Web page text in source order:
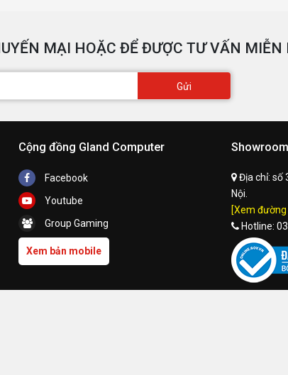
MẠI HOẶC ĐỂ ĐƯỢC TƯ VẤN MIỄN
Gửi
Cộng đồng Gland Computer
Facebook
Youtube
Group Gaming
Xem bản mobile
Showroom
Địa chỉ: số
Nội.
[Xem đường
Hotline: